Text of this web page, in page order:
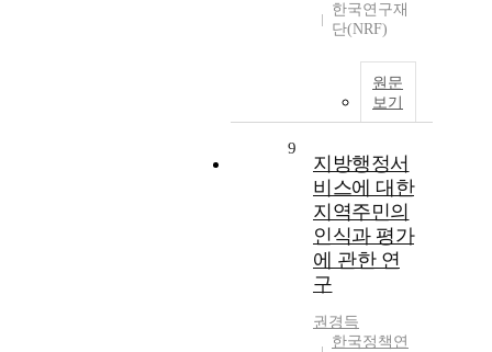
한국연구재
단(NRF)
원문
보기
9
지방행정서
비스에 대한
지역주민의
인식과 평가
에 관한 연
구
권경득
한국정책연